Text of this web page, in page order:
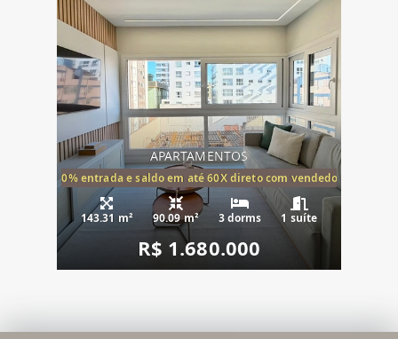
APARTAMENTOS
20% entrada e saldo em até 60X direto com vendedor
143.31 m² 90.09 m² 3 dorms 1 suíte
R$ 1.680.000